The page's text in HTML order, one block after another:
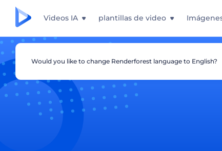
Videos IA plantillas de video
Would you like to change Renderforest language to English?